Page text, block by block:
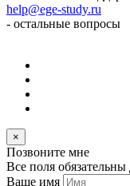
help@ege-study.ru
- остальные вопросы
×
Позвоните мне
Все поля обязательны
Ваше имя